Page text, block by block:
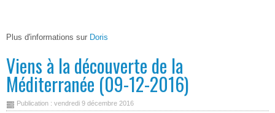
Plus d'informations sur Doris
Viens à la découverte de la
Méditerranée (09-12-2016)
Publication : vendredi 9 décembre 2016